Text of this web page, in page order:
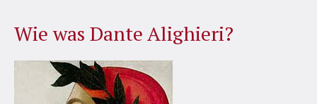
Wie was Dante Alighieri?